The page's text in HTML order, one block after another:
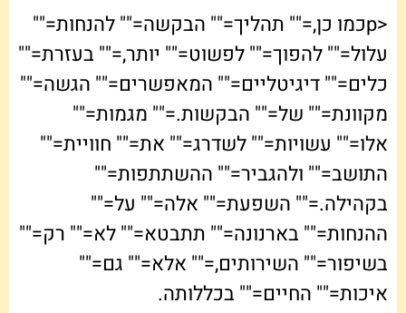
<pכמו כן,="" תהליך="" הבקשה="" להנחות=""
עלול="" להפוך="" לפשוט="" יותר,="" בעזרת=""
כלים="" דיגיטליים="" המאפשרים="" הגשה=""
מקוונת="" של="" הבקשות.="" מגמות=""
אלו="" עשויות="" לשדרג="" את="" חוויית=""
התושב="" ולהגביר="" ההשתתפות=""
בקהילה.="" השפעת="" אלה="" על=""
ההנחות="" בארנונה="" תתבטא="" לא="" רק=""
בשיפור="" השירותים,="" אלא="" גם=""
איכות="" החיים="" בכללותה.